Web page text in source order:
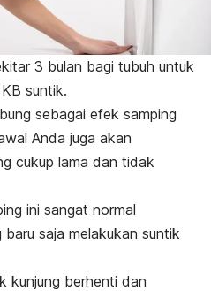
3 bulan bagi tubuh untuk
suntik.
sebagai efek samping
Anda juga akan
cukup lama dan tidak
ini sangat normal
saja melakukan suntik
kunjung berhenti dan